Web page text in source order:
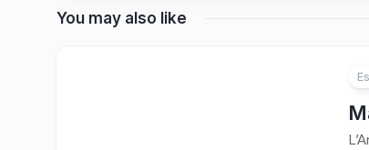
You may also like